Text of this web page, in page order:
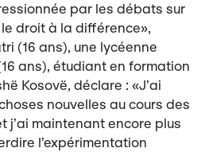
par les débats sur
droit à la différence»,
(16 ans), une lycéenne
ans), étudiant en formation
Kosovë, déclare : «J’ai
nouvelles au cours des
maintenant encore plus
l’expérimentation